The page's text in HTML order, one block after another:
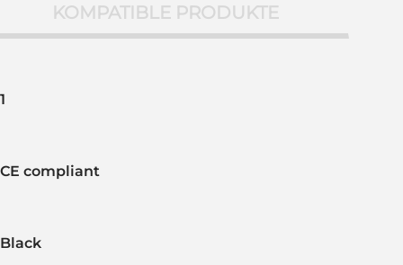
KOMPATIBLE PRODUKTE
1
CE compliant
Black